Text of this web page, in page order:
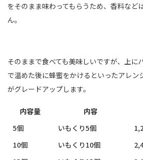
をそのまま味わってもらうため、香料など
ん。
そのままで食べても美味しいですが、上に
で温めた後に蜂蜜をかけるといったアレン
がグレードアップします。
内容量 内容
5個
いもくり5個
10個
いもくり10個